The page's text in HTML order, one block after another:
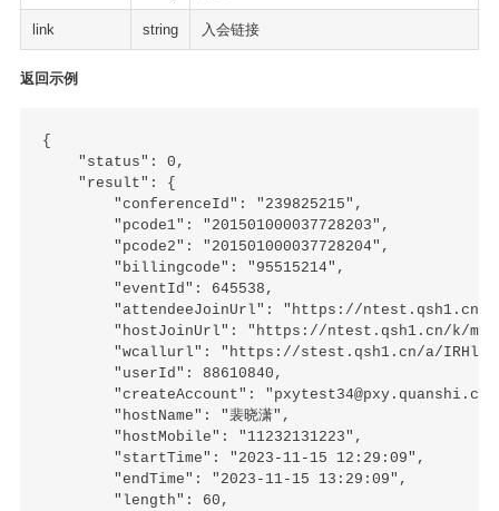
link string 入会链接
返回示例
{
    "status": 0,
    "result": {
        "conferenceId": "239825215",
        "pcode1": "201501000037728203",
        "pcode2": "201501000037728204",
        "billingcode": "95515214",
        "eventId": 645538,
"attendeeJoinUrl": "https://ntest.qsh1.cn/
"hostJoinUrl": "https://ntest.qsh1.cn/k/
"wcallurl": "https://stest.qsh1.cn/a/
        "userId": 88610840,
"createAccount":
        "hostName": "裴晓潇",
        "hostMobile": "11232131223",
        "startTime": "2023-11-15 12:29:09",
        "endTime": "2023-11-15 13:29:09",
        "length": 60,